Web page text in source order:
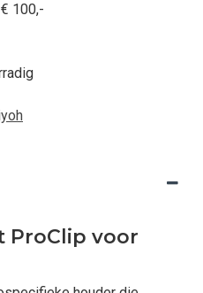
100,-
ProClip voor